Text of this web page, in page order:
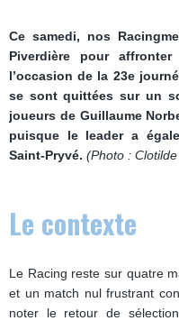
Ce samedi, nos
Piverdière pour
l’occasion de la 23e
se sont quittées sur un
joueurs de Guillaume
puisque le leader a
Saint-Pryvé. (Photo :
Le contexte
Le Racing reste sur quatre
et un match nul frustrant
noter le retour de